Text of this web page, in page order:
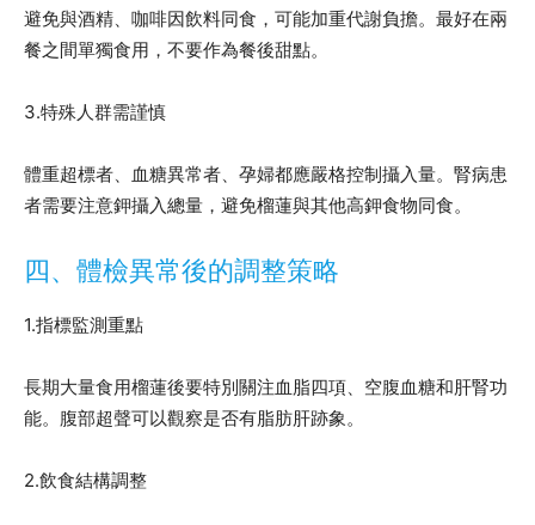
避免與酒精、咖啡因飲料同食，可能加重代謝負擔。最好在兩
餐之間單獨食用，不要作為餐後甜點。
3.特殊人群需謹慎
體重超標者、血糖異常者、孕婦都應嚴格控制攝入量。腎病患
者需要注意鉀攝入總量，避免榴蓮與其他高鉀食物同食。
四、體檢異常後的調整策略
1.指標監測重點
長期大量食用榴蓮後要特別關注血脂四項、空腹血糖和肝腎功
能。腹部超聲可以觀察是否有脂肪肝跡象。
2.飲食結構調整